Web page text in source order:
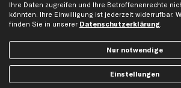
Artikel, Teile, Original und Bestell-Nr. dienen nur zu
keine Herkunftsbezeichnungen. Die Nennung von Namen,
Markennamen erfolgt nur zu Zwecken der Zuordnung
bis zur Bezahlung unser Eigentum.
vervielfältigt werden. Die Vervielfältigung und Verbreitung
Datenbank ohne vorherige Einwilligung von TecAlliance
Ihre Daten zugreifen und Ihre Betroffenenrechte
könnten. Ihre Einwilligung ist jederzeit widerrufbar.
finden Sie in unserer Datenschutzerklärung.
Nur notwendige
Einstellungen